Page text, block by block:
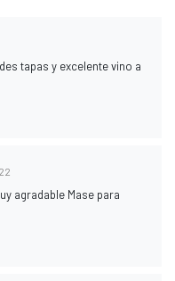
tapas y excelente vino a
agradable Mase para